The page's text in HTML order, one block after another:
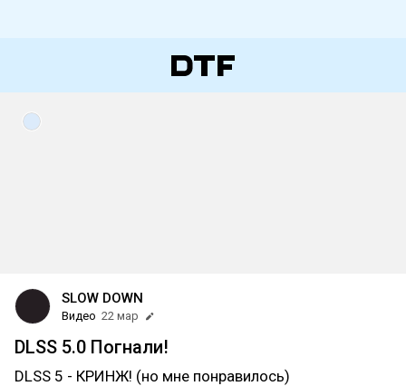
SLOW DOWN
Видео 22 мар
DLSS 5.0 Погнали!
DLSS 5 - КРИНЖ! (но мне понравилось)